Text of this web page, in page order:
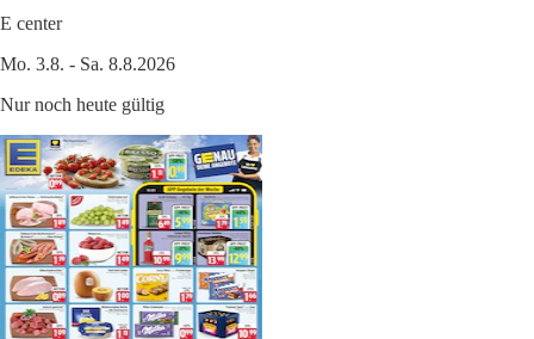
E center
Mo. 3.8. - Sa. 8.8.2026
Nur noch heute gültig